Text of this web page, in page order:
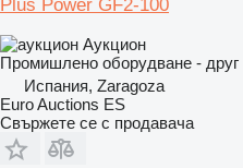
Plus Power GF2-100
Аукцион
Промишлено оборудване - друг
Испания, Zaragoza
Euro Auctions ES
Свържете се с продавача